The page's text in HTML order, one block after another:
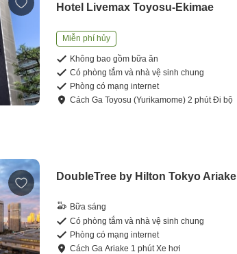
Hotel Livemax Toyosu-Ekimae
Miễn phí hủy
Không bao gồm bữa ăn
Có phòng tắm và nhà vệ sinh chung
Phòng có mạng internet
CáchGa Toyosu (Yurikamome) 2 phútĐi bộ
DoubleTree by Hilton Tokyo Ariake
Bữa sáng
Có phòng tắm và nhà vệ sinh chung
Phòng có mạng internet
CáchGa Ariake 1 phútXe hơi